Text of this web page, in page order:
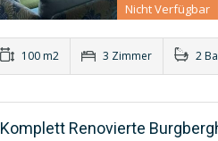
Nicht Verfügbar
100 m2 3 Zimmer 2
Komplett Renovierte